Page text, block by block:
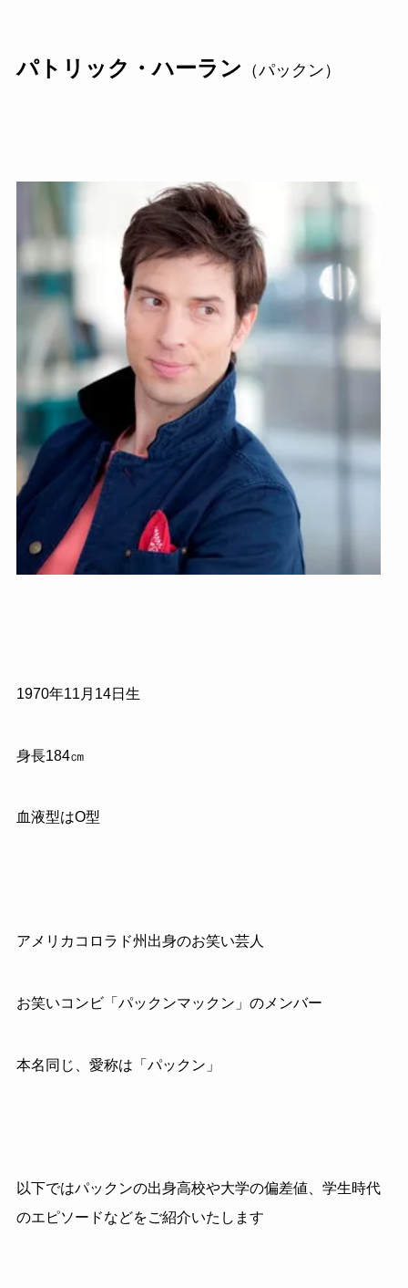
パトリック・ハーラン （パックン）
1970年11 月 14日生
身長184㎝
血液型はO型
アメリカコロラド州出身のお笑い芸人
お笑いコンビ「パックンマックン」のメンバー
本名同じ、愛称は「パックン」
以下ではパックンの出身高校や大学の偏差値、学生時代
のエピソードなどをご紹介いたします